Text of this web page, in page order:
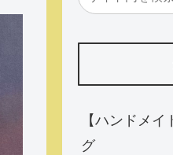
【ハンドメ
グ